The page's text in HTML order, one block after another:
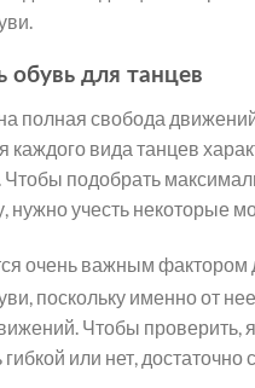
обувь для танцев
полная свобода
каждого вида танцев
Чтобы подобрать
нужно учесть некоторые
очень важным фактором
поскольку именно от
Чтобы проверить,
или нет, достаточно